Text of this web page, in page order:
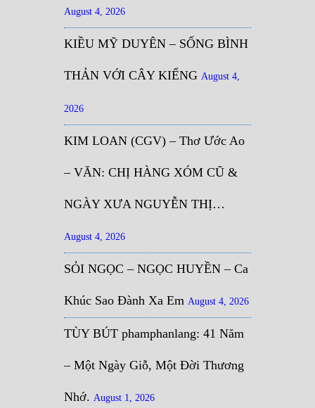
August 4, 2026
KIỀU MỸ DUYÊN – SỐNG BÌNH
THẢN VỚI CÂY KIỂNG August 4,
2026
KIM LOAN (CGV) – Thơ Ước Ao
– VĂN: CHỊ HÀNG XÓM CŨ &
NGÀY XƯA NGUYỄN THỊ…
August 4, 2026
SỎI NGỌC – NGỌC HUYỀN – Ca
Khúc Sao Đành Xa Em August 4, 2026
TÙY BÚT phamphanlang: 41 Năm
– Một Ngày Giỗ, Một Đời Thương
Nhớ. August 1, 2026